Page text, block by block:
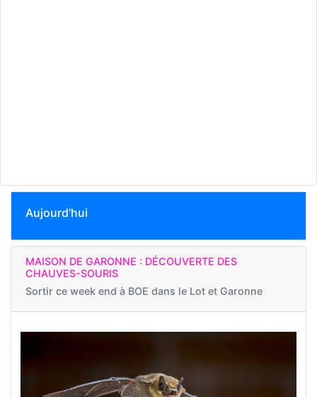
Aujourd'hui
MAISON DE GARONNE : DÉCOUVERTE DES
CHAUVES-SOURIS
Sortir ce week end à BOE dans le Lot et Garonne